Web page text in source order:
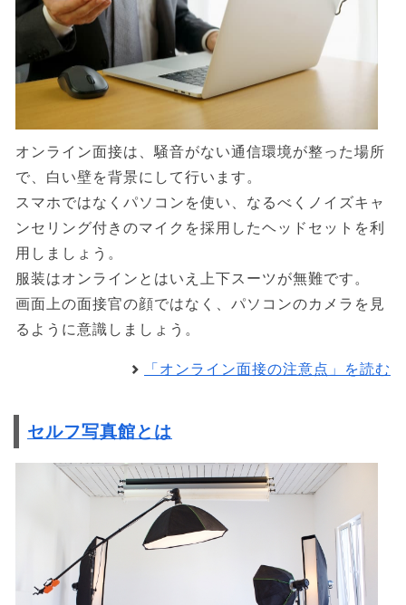
オンライン面接は、騒音がない通信環境が整った場所
で、白い壁を背景にして行います。
スマホではなくパソコンを使い、なるべくノイズキャ
ンセリング付きのマイクを採用したヘッドセットを利
用しましょう。
服装はオンラインとはいえ上下スーツが無難です。
画面上の面接官の顔ではなく、パソコンのカメラを見
るように意識しましょう。
「オンライン面接の注意点」を読む
セルフ写真館とは